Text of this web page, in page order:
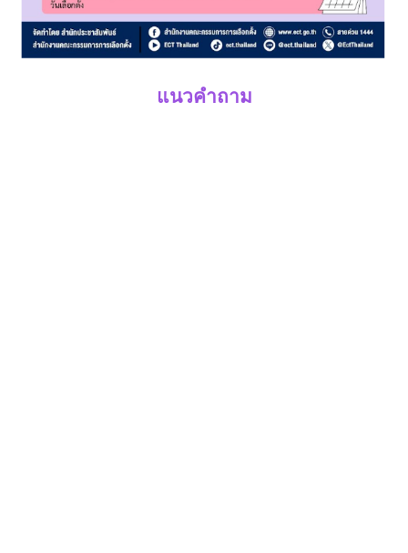
แนวคำถาม